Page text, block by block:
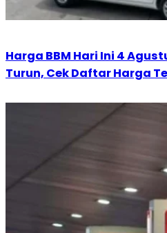
Harga BBM Hari Ini 4
Turun, Cek Daftar Harga